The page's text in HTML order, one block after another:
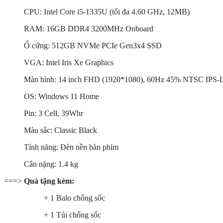
CPU: Intel Core i5-1335U (tối đa 4.60 GHz, 12MB)
RAM: 16GB DDR4 3200MHz Onboard
Ổ cứng: 512GB NVMe PCIe Gen3x4 SSD
VGA: Intel Iris Xe Graphics
Màn hình: 14 inch FHD (1920*1080), 60Hz 45% NTSC IPS-
OS: Windows 11 Home
Pin: 3 Cell, 39Whr
Màu sắc: Classic Black
Tính năng: Đèn nền bàn phím
Cân nặng: 1.4 kg
===> Quà tặng kèm:
+ 1 Balo chống sốc
+ 1 Túi chống sốc